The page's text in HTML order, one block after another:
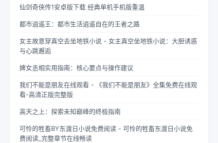
仙剑奇侠传1安卓版下载 经典单机手机版重温
都市逍遥王：都市生活逍遥自在的王者之路
女主故意穿真空去坐地铁小说 - 女主真空坐地铁小说：大胆诱惑
与心跳邂逅
婢女丞相实用指南：核心要点与操作建议
我们不能是朋友在线观看 - 《我们不能是朋友》全集免费在线观
看-高清正版完整版
高天之上：探索未知巅峰的终极指南
可怜的牲畜BY东渡日小说免费阅读 - 可怜的牲畜东渡日小说免
费阅读_完整章节在线畅读